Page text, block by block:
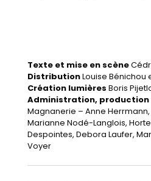
Texte et mise en scène
DistributionLouise Bénichou
Création lumières Boris
Administration,
Magnanerie – Anne
Marianne Nodé-Langlois,
Despointes, Debora Laufer,
Voyer